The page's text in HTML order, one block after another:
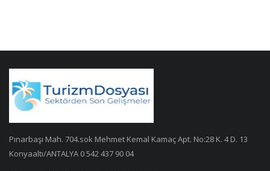
Pınarbaşı Mah. 704.sok Mehmet Kemal Kamaç Apt. No:28 K. 4 D. 13
Konyaaltı/ANTALYA 0 542 437 90 04